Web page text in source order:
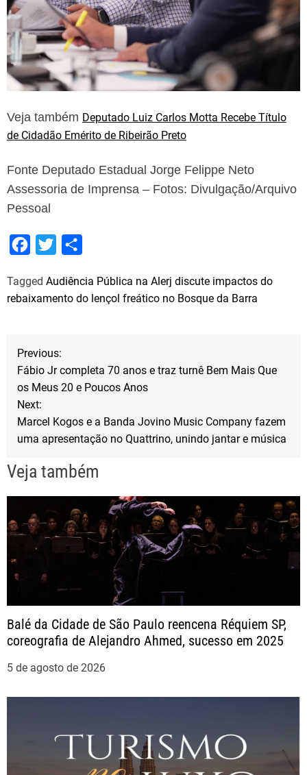
Veja também Deputado Luiz Carlos Motta Recebe Título
de Cidadão Emérito de Ribeirão Preto
Fonte Deputado Estadual Jorge Felippe Neto
Assessoria de Imprensa – Fotos: Divulgação/Arquivo
Pessoal
c
e
o
k
i
t
r
a
r
Tagged Audiência Pública na Alerj discute impactos do
rebaixamento do lençol freático no Bosque da Barra
N
g
a
ã
o
d
e
Previous:
Fábio Jr completa 70 anos e traz turnê Bem Mais Que
os Meus 20 e Poucos Anos
Next:
Marcel Kogos e a Banda Jovino Music Company fazem
uma apresentação no Quattrino, unindo jantar e música
Veja também
Balé da Cidade de São Paulo reencena Réquiem SP,
coreografia de Alejandro Ahmed, sucesso em 2025
5 de agosto de 2026